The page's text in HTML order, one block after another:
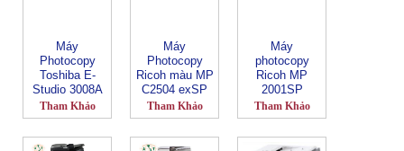
Máy
Photocopy
Toshiba E-
Studio 3008A
Tham Khảo
Máy
Photocopy
Ricoh màu MP
C2504 exSP
Tham Khảo
Máy
photocopy
Ricoh MP
2001SP
Tham Khảo